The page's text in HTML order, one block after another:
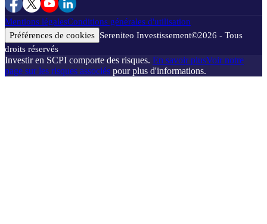
Mentions légalesConditions générales d'utilisation
Préférences de cookies Sereniteo Investissement©2026 - Tous
droits réservés
Investir en SCPI comporte des risques. En savoir plusVoir notre
page sur les risques associés pour plus d'informations.